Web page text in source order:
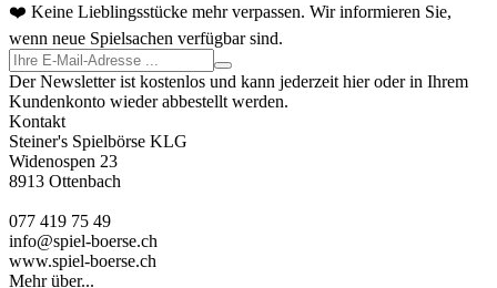
❤️ Keine Lieblingsstücke mehr verpassen. Wir informieren Sie,
wenn neue Spielsachen verfügbar sind.
Der Newsletter ist kostenlos und kann jederzeit hier oder in Ihrem
Kundenkonto wieder abbestellt werden.
Kontakt
Steiner's Spielbörse KLG
Widenospen 23
8913 Ottenbach
077 419 75 49
info@spiel-boerse.ch
www.spiel-boerse.ch
Mehr über...